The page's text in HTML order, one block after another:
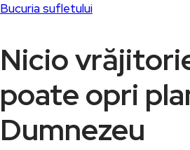
Bucuria sufletului
Nicio
poate opri
Dumnezeu